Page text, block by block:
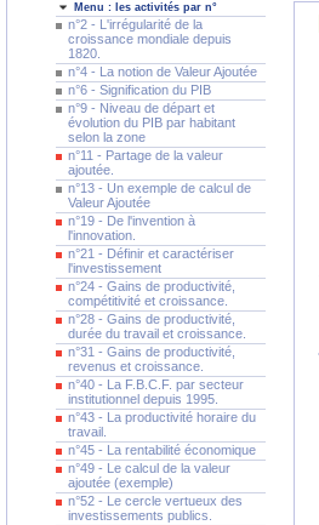
Menu : les activités par n°
n°2 - L'irrégularité de la
croissance mondiale depuis
1820.
n°4 - La notion de Valeur Ajoutée
n°6 - Signification du PIB
n°9 - Niveau de départ et
évolution du PIB par habitant
selon la zone
n°11 - Partage de la valeur
ajoutée.
n°13 - Un exemple de calcul de
Valeur Ajoutée
n°19 - De l'invention à
l'innovation.
n°21 - Définir et caractériser
l'investissement
n°24 - Gains de productivité,
compétitivité et croissance.
n°28 - Gains de productivité,
durée du travail et croissance.
n°31 - Gains de productivité,
revenus et croissance.
n°40 - La F.B.C.F. par secteur
institutionnel depuis 1995.
n°43 - La productivité horaire du
travail.
n°45 - La rentabilité économique
n°49 - Le calcul de la valeur
ajoutée (exemple)
n°52 - Le cercle vertueux des
investissements publics.